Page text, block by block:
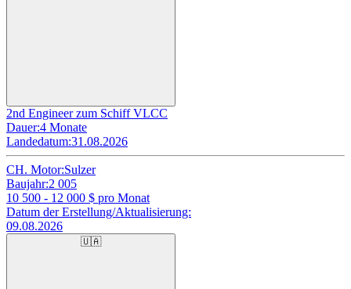
2nd Engineer zum Schiff VLCC
Dauer:4 Monate
Landedatum:31.08.2026
CH. Motor:Sulzer
Baujahr:2 005
10 500 - 12 000 $ pro Monat
Datum der Erstellung/Aktualisierung:
09.08.2026
🇺🇦